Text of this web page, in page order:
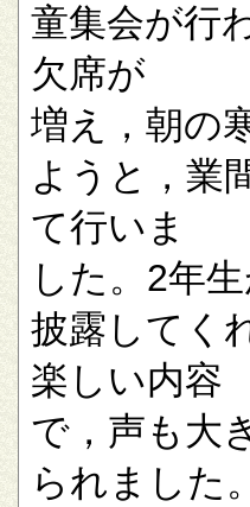
童集会が行
欠席が
増え，朝の
ようと，業
て行いま
した。2年
披露してく
楽しい内容
で，声も大
られました